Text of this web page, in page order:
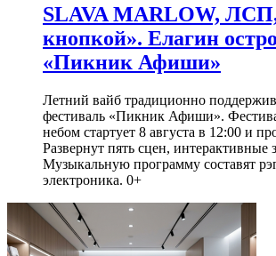
SLAVA MARLOW,
кнопкой». Елагин
«Пикник Афиши»
Летний вайб традиционно
фестиваль «Пикник Афиши».
небом стартует 8 августа в 12:00 и
Развернут пять сцен, интерактивные
Музыкальную программу составят
электроника. 0+